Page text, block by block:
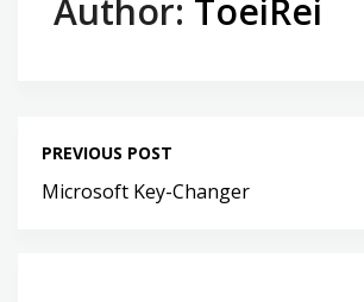
Author: ToeiRei
PREVIOUS POST
Microsoft Key-Changer